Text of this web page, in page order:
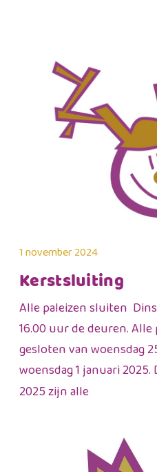
1 november 2024
Kerstsluiting
Alle paleizen sluiten
16.00 uur de deuren.
gesloten van woensdag
woensdag 1 januari
2025 zijn alle